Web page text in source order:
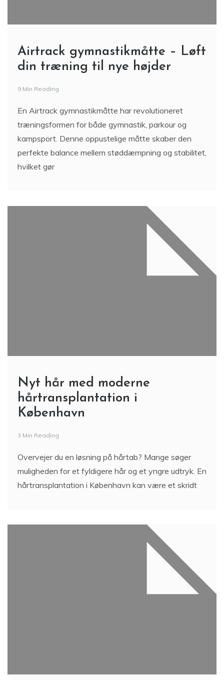
Airtrack gymnastikmåtte – Løft
din træning til nye højder
9 Min Reading
En Airtrack gymnastikmåtte har revolutioneret
træningsformen for både gymnastik, parkour og
kampsport. Denne oppustelige måtte skaber den
perfekte balance mellem støddæmpning og stabilitet,
hvilket gør
Nyt hår med moderne
hårtransplantation i
København
3 Min Reading
Overvejer du en løsning på hårtab? Mange søger
muligheden for et fyldigere hår og et yngre udtryk. En
hårtransplantation i København kan være et skridt